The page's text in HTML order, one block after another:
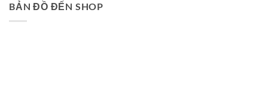
BẢN ĐỒ ĐẾN SHOP